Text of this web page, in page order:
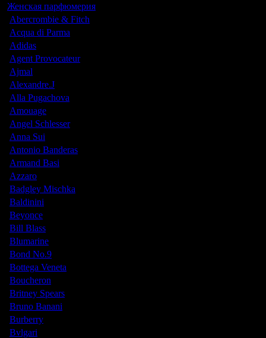
Женская парфюмерия
Abercrombie & Fitch
Acqua di Parma
Adidas
Agent Provocateur
Ajmal
Alexandre.J
Alla Pugachova
Amouage
Angel Schlesser
Anna Sui
Antonio Banderas
Armand Basi
Azzaro
Badgley Mischka
Baldinini
Beyonce
Bill Blass
Blumarine
Bond No.9
Bottega Veneta
Boucheron
Britney Spears
Bruno Banani
Burberry
Bvlgari